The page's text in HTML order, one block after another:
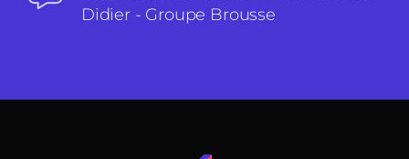
Didier - Groupe Brousse